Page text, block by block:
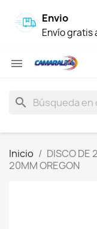
Envio
Envío gratis

search
Inicio
DISCO DE
20MM OREGON